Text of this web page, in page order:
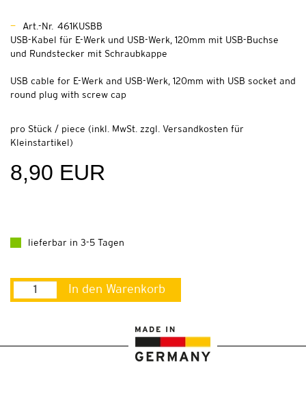
Art.-Nr. 461KUSBB
USB-Kabel für E-Werk und USB-Werk, 120mm mit USB-Buchse
und Rundstecker mit Schraubkappe
USB cable for E-Werk and USB-Werk, 120mm with USB socket and
round plug with screw cap
pro Stück / piece (inkl. MwSt. zzgl. Versandkosten für
Kleinstartikel )
8,90 EUR
lieferbar in 3-5 Tagen
In den Warenkorb